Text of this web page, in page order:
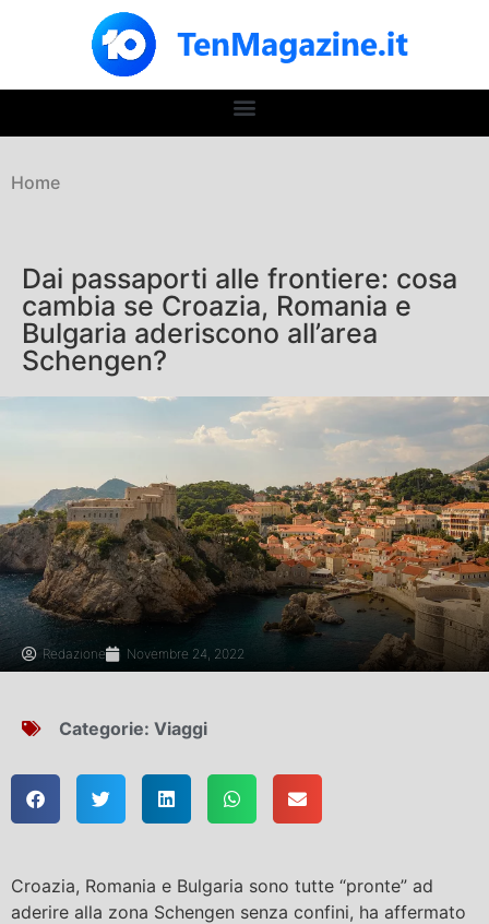
Home
Dai passaporti alle frontiere: cosa
cambia se Croazia, Romania e
Bulgaria aderiscono all’area
Schengen?
Redazione Novembre 24, 2022
Categorie: Viaggi
Croazia, Romania e Bulgaria sono tutte “pronte” ad
aderire alla zona Schengen senza confini, ha affermato